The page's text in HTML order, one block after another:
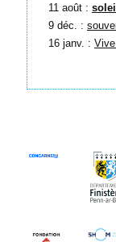
11 août :
9 déc. :
16 janv. :